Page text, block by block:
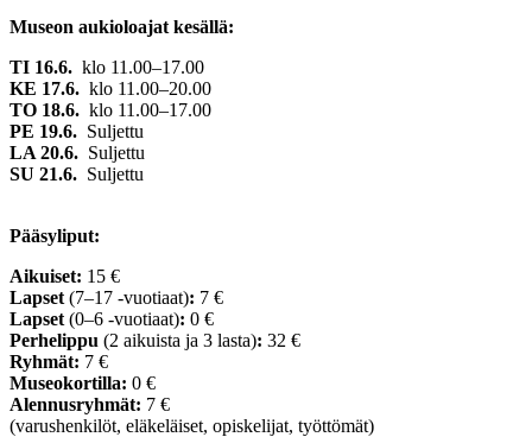
Museon aukioloajat kesällä:
TI 16.6. klo 11.00–17.00
KE 17.6. klo 11.00–20.00
TO 18.6. klo 11.00–17.00
PE 19.6. Suljettu
LA 20.6. Suljettu
SU 21.6. Suljettu
Pääsyliput:
Aikuiset: 15 €
Lapset (7–17 -vuotiaat): 7 €
Lapset (0–6 -vuotiaat): 0 €
Perhelippu (2 aikuista ja 3 lasta): 32 €
Ryhmät: 7 €
Museokortilla: 0 €
Alennusryhmät: 7 €
(varushenkilöt, eläkeläiset, opiskelijat, työttömät)